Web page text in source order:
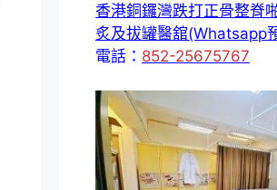
香港銅鑼灣跌打正骨整脊
炙及拔罐醫舘(Whatsapp
電話： 852-25675767